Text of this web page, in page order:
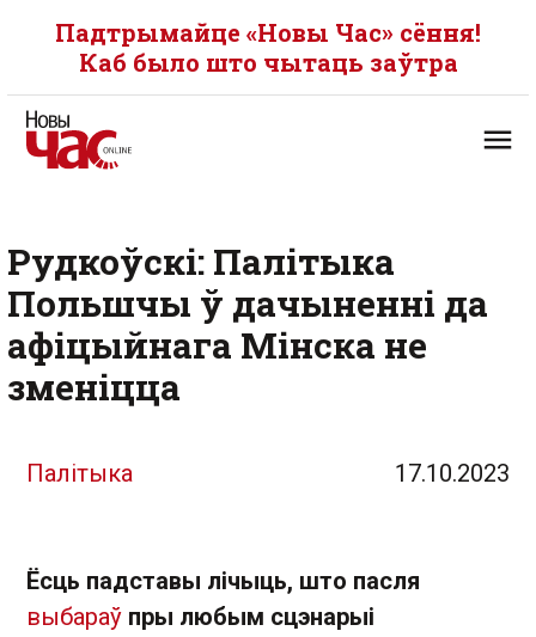
Падтрымайце «Новы Час» сёння!
Каб было што чытаць заўтра
Рудкоўскі: Палітыка
Польшчы ў дачыненні да
афіцыйнага Мінска не
зменіцца
Палітыка 17.10.2023
Ёсць падставы лічыць, што пасля
выбараў пры любым сцэнарыі